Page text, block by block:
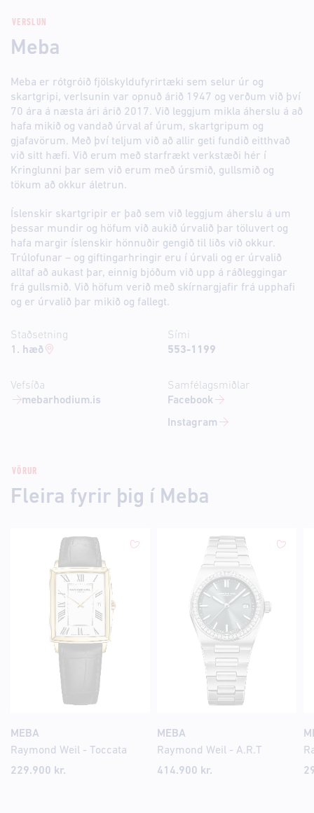
VERSLUN
Meba
Meba er rótgróið fjölskyldufyrirtæki sem selur úr og
skartgripi, verlsunin var opnuð árið 1947 og verðum við því
70 ára á næsta ári árið 2017. Við leggjum mikla áherslu á að
hafa mikið og vandað úrval af úrum, skartgripum og
gjafavörum. Með því teljum við að allir geti fundið eitthvað
við sitt hæfi. Við erum með starfrækt verkstæði hér í
Kringlunni þar sem við erum með úrsmið, gullsmið og
tökum að okkur áletrun.
Íslenskir skartgripir er það sem við leggjum áherslu á um
þessar mundir og höfum við aukið úrvalið þar töluvert og
hafa margir íslenskir hönnuðir gengið til liðs við okkur.
Trúlofunar – og giftingarhringir eru í úrvali og er úrvalið
alltaf að aukast þar, einnig bjóðum við upp á ráðleggingar
frá gullsmið. Við höfum verið með skírnargjafir frá upphafi
og er úrvalið þar mikið og fallegt.
Staðsetning
1. hæð
Vefsíða
mebarhodium.is
Sími
553-1199
Samfélagsmiðlar
Facebook
Instagram
VÖRUR
Fleira fyrir þig í Meba
MEBA
Raymond Weil - Toccata
229.900 kr.
MEBA
Raymond Weil - A.R.T
414.900 kr.